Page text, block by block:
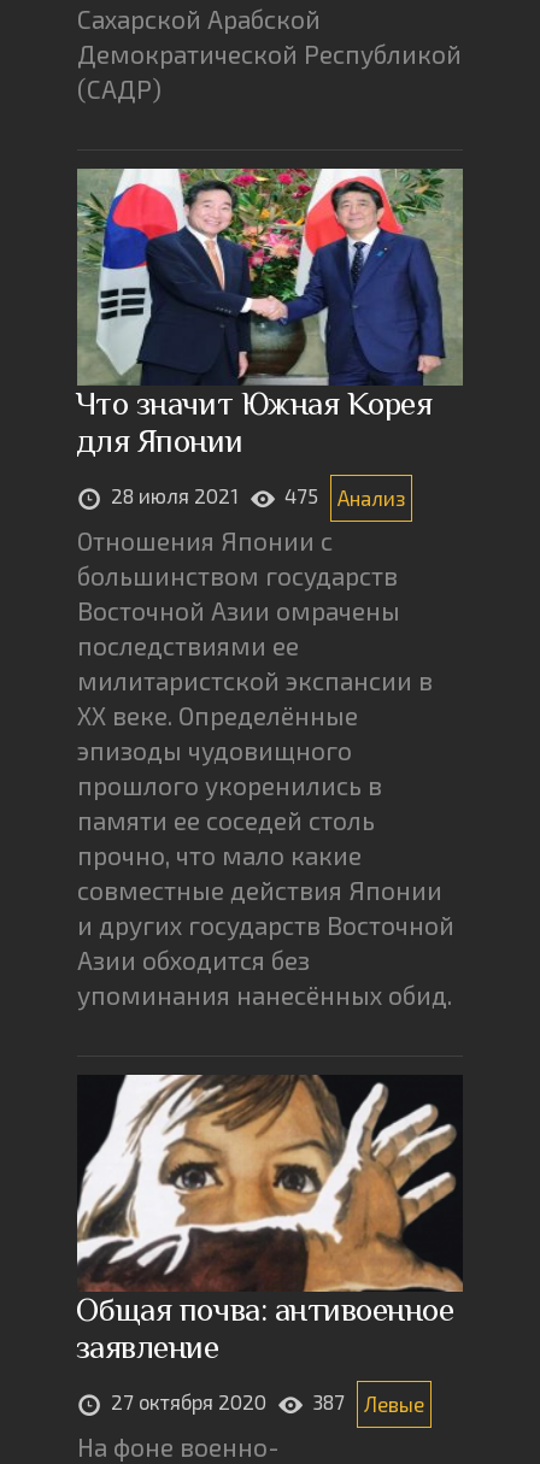
Сахарской Арабской
Демократической Республикой
(САДР)
Что значит Южная Корея
для Японии
28 июля 2021 475 Анализ
Отношения Японии с
большинством государств
Восточной Азии омрачены
последствиями ее
милитаристской экспансии в
ХХ веке. Определённые
эпизоды чудовищного
прошлого укоренились в
памяти ее соседей столь
прочно, что мало какие
совместные действия Японии
и других государств Восточной
Азии обходится без
упоминания нанесённых обид.
Общая почва: антивоенное
заявление
27 октября 2020 387 Левые
На фоне военно-